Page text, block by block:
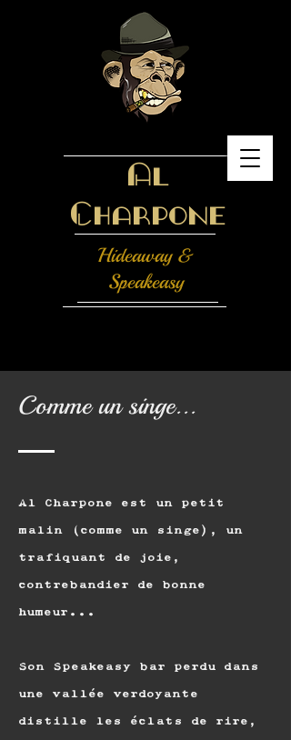
​Al
Charpone
Hideaway &
Speakeasy
Comme un singe...
Al Charpone est un petit
malin (comme un singe), un
trafiquant de joie,
contrebandier de bonne
humeur...
Son Speakeasy bar perdu dans
une vallée verdoyante
distille les éclats de rire,